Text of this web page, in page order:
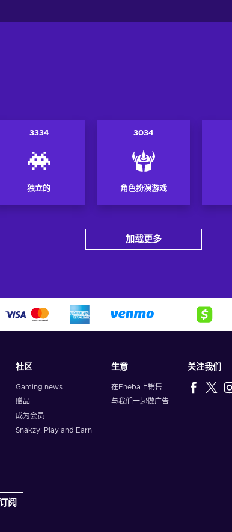
3334
独立的
3034
角色扮演游戏
加载更多
社区
Gaming news
赠品
成为会员
Snakzy: Play and Earn
生意
在Eneba上销售
与我们一起做广告
关注我们
阅